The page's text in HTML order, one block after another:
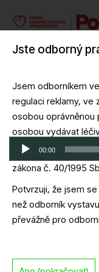
Cardio Podcast
ATTR
Audio
přehrávač
00:00
Download file|Play in
března, 2026
Jste odborný
Jsem odborníkem
regulaci reklamy, ve
osobou oprávněnou
osobou vydávat
Potvrzuji, že jsem
zákona č. 40/1995
Potvrzuji, že jsem
než odborník
převážně pro